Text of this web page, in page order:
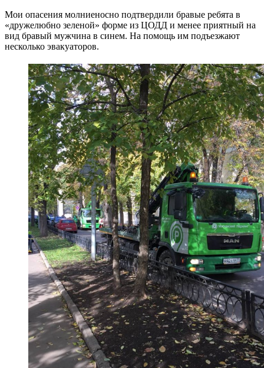
Мои опасения молниеносно подтвердили бравые ребята в
«дружелюбно зеленой» форме из ЦОДД и менее приятный на
вид бравый мужчина в синем. На помощь им подъезжают
несколько эвакуаторов.